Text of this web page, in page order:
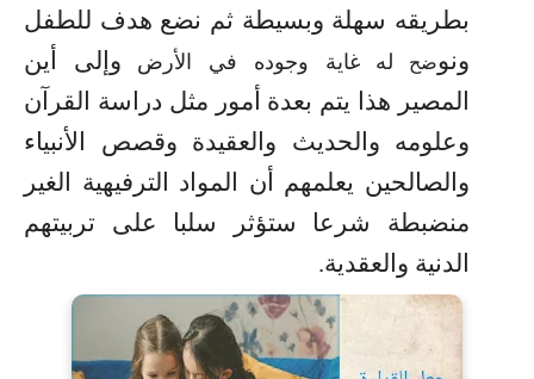
بطريقه سهلة وبسيطة ثم نضع هدف للطفل
ونوضح له غاية وجوده في الأرض وإلى أين
المصير هذا يتم بعدة أمور مثل دراسة القرآن
وعلومه والحديث والعقيدة وقصص الأنبياء
والصالحين يعلمهم أن المواد الترفيهية الغير
منضبطة شرعا ستؤثر سلبا على تربيتهم
الدنية والعقدية.